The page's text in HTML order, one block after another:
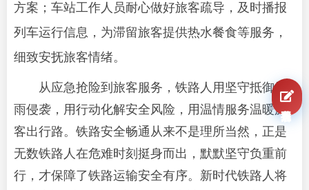
方案；车站工作人员耐心做好旅客疏导，及时播报
列车运行信息，为滞留旅客提供热水餐食等服务，
细致安抚旅客情绪。
从应急抢险到旅客服务，铁路人用坚守抵御风
雨侵袭，用行动化解安全风险，用温情服务温暖旅
客出行路。铁路安全畅通从来不是理所当然，正是
无数铁路人在危难时刻挺身而出，默默坚守负重前
行，才保障了铁路运输安全有序。新时代铁路人将
我要报名